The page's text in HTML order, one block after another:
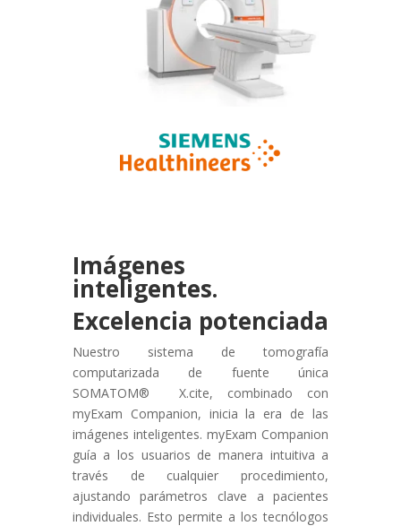
Imágenes
inteligentes.
Excelencia potenciada
Nuestro sistema de tomografía
computarizada de fuente única
SOMATOM®
X.cite, combinado con
myExam Companion, inicia la era de las
imágenes inteligentes. myExam Companion
guía a los usuarios de manera intuitiva a
través de cualquier procedimiento,
ajustando parámetros clave a pacientes
individuales. Esto permite a los tecnólogos